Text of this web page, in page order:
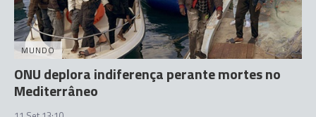
MUNDO
ONU deplora indiferença perante mortes no
Mediterrâneo